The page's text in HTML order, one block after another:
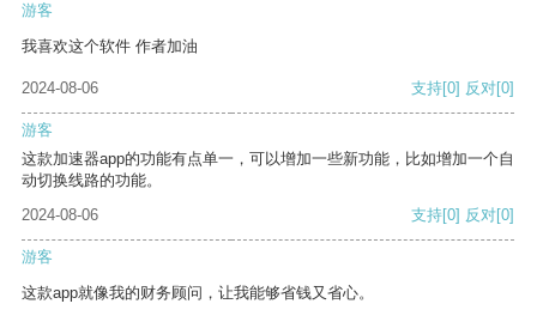
游客
我喜欢这个软件 作者加油
2024-08-06 支持[0] 反对[0]
游客
这款加速器app的功能有点单一，可以增加一些新功能，比如增加一个自
动切换线路的功能。
2024-08-06
支持[0] 反对[0]
游客
这款app就像我的财务顾问，让我能够省钱又省心。